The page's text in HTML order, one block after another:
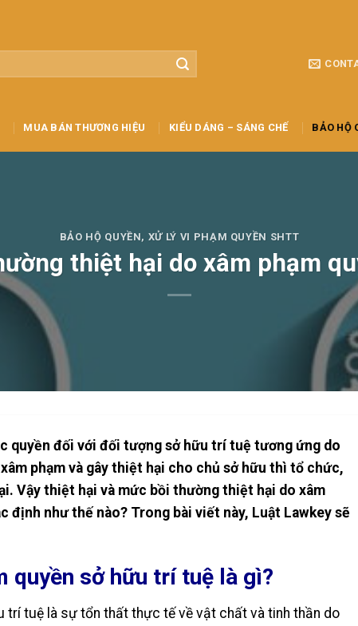
MUA BÁN THƯƠNG HIỆU KIỂU DÁNG – SÁNG CHẾ BẢO HỘ
BẢO HỘ QUYỀN, XỬ LÝ VI PHẠM QUYỀN SHTT
thiệt hại do xâm phạm
quyền đối với đối tượng sở hữu trí tuệ tương ứng do
phạm và gây thiệt hại cho chủ sở hữu thì tổ chức,
Vậy thiệt hại và mức bồi thường thiệt hại do xâm
định như thế nào? Trong bài viết này, Luật Lawkey sẽ
quyền sở hữu trí tuệ là gì?
trí tuệ là sự tổn thất thực tế về vật chất và tinh thần do